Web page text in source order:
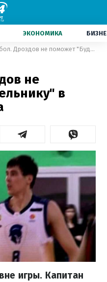
ЭКОНОМИКА
Баскетбол. Дроздов не поможет "Будивельнику" в матче Еврокубка
не
в
игры. Капитан